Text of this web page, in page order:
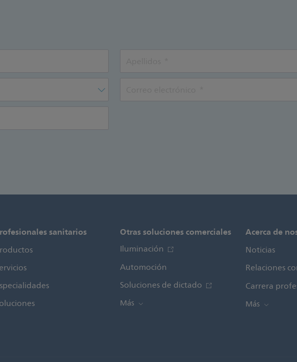
sanitarios Otras soluciones comerciales
Iluminación
Automoción
Soluciones de dictado
Más
Acerca de
Noticias
Relaciones
Carrera
Más